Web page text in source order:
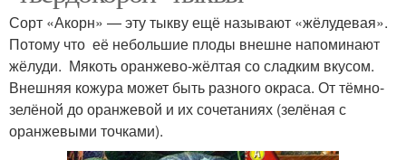
Сорт «Акорн» — эту тыкву ещё называют «жёлудевая».
Потому что её небольшие плоды внешне напоминают
жёлуди. Мякоть оранжево-жёлтая со сладким вкусом.
Внешняя кожура может быть разного окраса. От тёмно-
зелёной до оранжевой и их сочетаниях (зелёная с
оранжевыми точками).